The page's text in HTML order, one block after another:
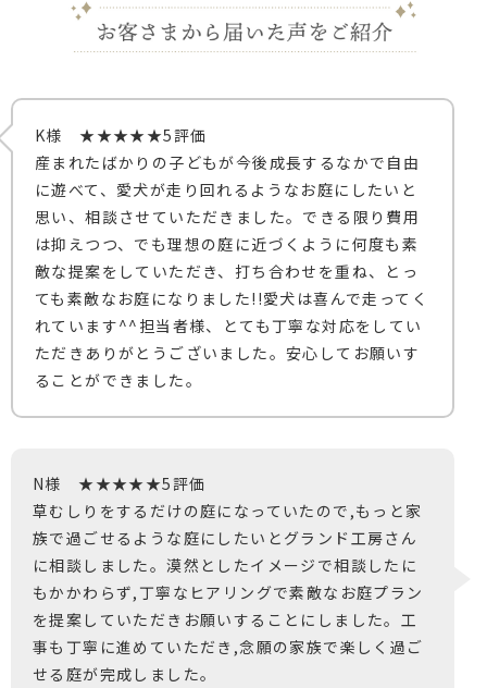
K様 ★★★★★5評価
産まれたばかりの子どもが今後成長するなかで自由
に遊べて、愛犬が走り回れるようなお庭にしたいと
思い、相談させていただきました。できる限り費用
は抑えつつ、でも理想の庭に近づくように何度も素
敵な提案をしていただき、打ち合わせを重ね、とっ
ても素敵なお庭になりました!!愛犬は喜んで走ってく
れています^^担当者様、とても丁寧な対応をしてい
ただきありがとうございました。安心してお願いす
ることができました。
N様 ★★★★★5評価
草むしりをするだけの庭になっていたので,もっと家
族で過ごせるような庭にしたいとグランド工房さん
に相談しました。漠然としたイメージで相談したに
もかかわらず,丁寧なヒアリングで素敵なお庭プラン
を提案していただきお願いすることにしました。工
事も丁寧に進めていただき,念願の家族で楽しく過ご
せる庭が完成しました。